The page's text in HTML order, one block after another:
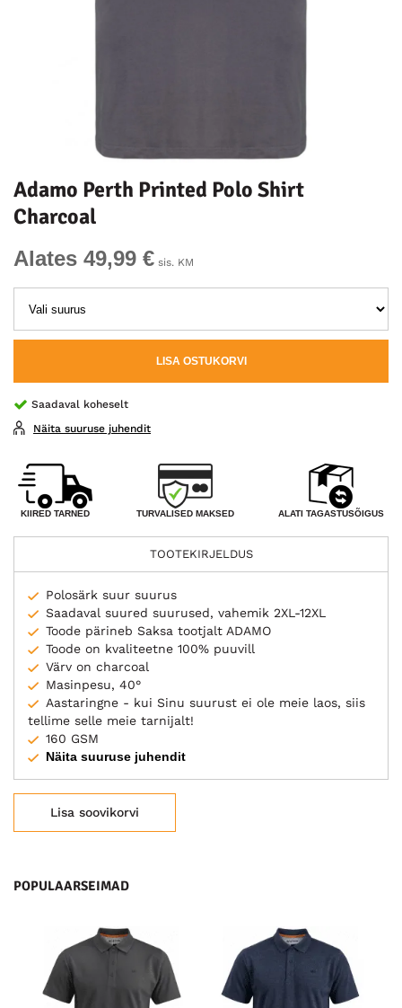
Adamo Perth Printed Polo Shirt
Charcoal
Alates 49,99 € sis. KM
LISA OSTUKORVI
Saadaval koheselt
Näita suuruse juhendit
KIIRED TARNED TURVALISED MAKSED ALATI TAGASTUSÕIGUS
TOOTEKIRJELDUS
Polosärk suur suurus
Saadaval suured suurused, vahemik 2XL-12XL
Toode pärineb Saksa tootjalt ADAMO
Toode on kvaliteetne 100% puuvill
Värv on charcoal
Masinpesu, 40°
Aastaringne - kui Sinu suurust ei ole meie laos, siis
tellime selle meie tarnijalt!
160 GSM
Näita suuruse juhendit
Lisa soovikorvi
POPULAARSEIMAD